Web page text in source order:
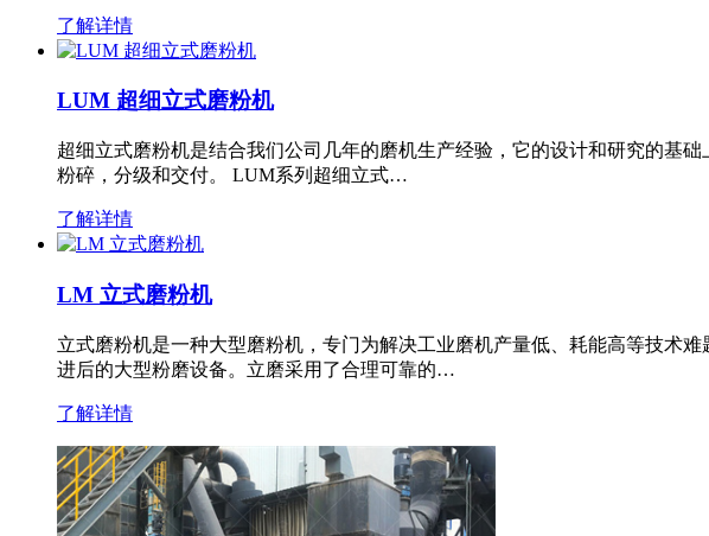
了解详情
LUM 超细立式磨粉机
超细立式磨粉机是结合我们公司几年的磨机生产经验，它的设计和研究的基
粉碎，分级和交付。 LUM系列超细立式…
了解详情
LM 立式磨粉机
立式磨粉机是一种大型磨粉机，专门为解决工业磨机产量低、耗能高等技术
进后的大型粉磨设备。立磨采用了合理可靠的…
了解详情